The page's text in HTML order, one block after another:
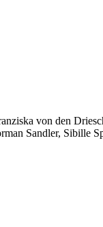
von den
Sandler, Sibille